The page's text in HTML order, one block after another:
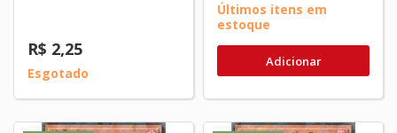
R$ 2,25
Esgotado
Últimos itens em
estoque
Adicionar